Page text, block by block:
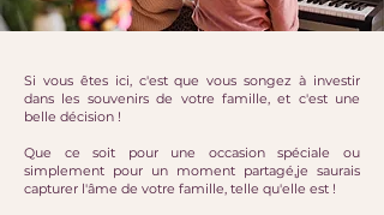
Si vous êtes ici, c'est que vous songez à investir
dans les souvenirs de votre famille, et c'est une
belle décision !
Que ce soit pour une occasion spéciale ou
simplement pour un moment partagé,je saurais
capturer l'âme de votre famille, telle qu'elle est !